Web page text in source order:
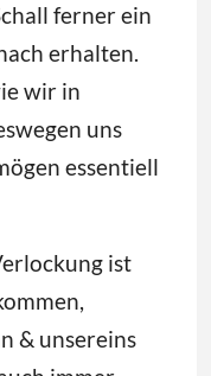
ferner ein
erhalten.
wir in
uns
essentiell
ist
& unsereins